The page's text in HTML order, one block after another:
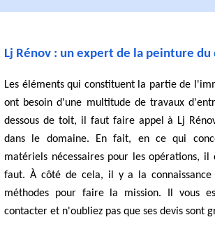
Lj Rénov : un expert de la peinture du
Les éléments qui constituent la partie de
ont besoin d'une multitude de travaux
dessous de toit, il faut faire appel à Lj
dans le domaine. En fait, en ce qui
matériels nécessaires pour les opérations, il
faut. À côté de cela, il y a la connaissance
méthodes pour faire la mission. Il vous
contacter et n'oubliez pas que ses devis sont